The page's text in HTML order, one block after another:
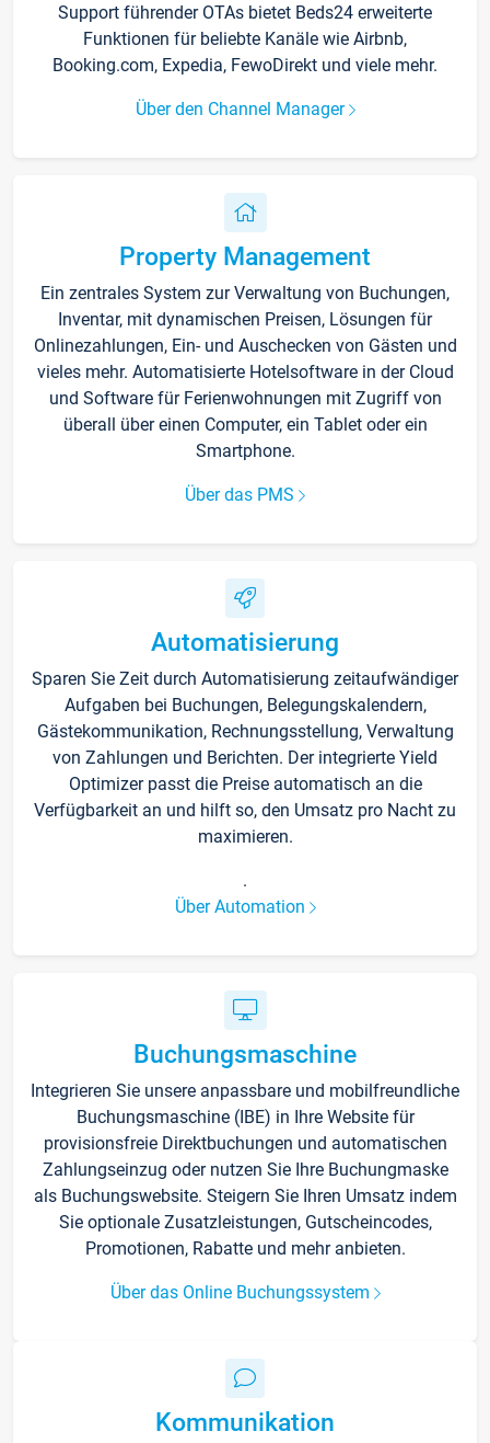
Support führender OTAs bietet Beds24 erweiterte
Funktionen für beliebte Kanäle wie Airbnb,
Booking.com, Expedia, FewoDirekt und viele mehr.
Über den Channel Manager
Property Management
Ein zentrales System zur Verwaltung von Buchungen,
Inventar, mit dynamischen Preisen, Lösungen für
Onlinezahlungen, Ein- und Auschecken von Gästen und
vieles mehr. Automatisierte Hotelsoftware in der Cloud
und Software für Ferienwohnungen mit Zugriff von
überall über einen Computer, ein Tablet oder ein
Smartphone.
Über das PMS
Automatisierung
Sparen Sie Zeit durch Automatisierung zeitaufwändiger
Aufgaben bei Buchungen, Belegungskalendern,
Gästekommunikation, Rechnungsstellung, Verwaltung
von Zahlungen und Berichten. Der integrierte Yield
Optimizer passt die Preise automatisch an die
Verfügbarkeit an und hilft so, den Umsatz pro Nacht zu
maximieren.
.
Über Automation
Buchungsmaschine
Integrieren Sie unsere anpassbare und mobilfreundliche
Buchungsmaschine (IBE) in Ihre Website für
provisionsfreie Direktbuchungen und automatischen
Zahlungseinzug oder nutzen Sie Ihre Buchungmaske
als Buchungswebsite. Steigern Sie Ihren Umsatz indem
Sie optionale Zusatzleistungen, Gutscheincodes,
Promotionen, Rabatte und mehr anbieten.
Über das Online Buchungssystem
Kommunikation